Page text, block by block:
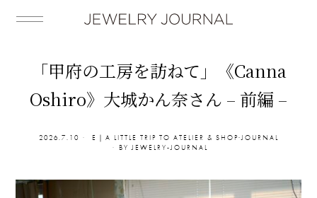
「甲府の工房を訪ねて」《Canna
Oshiro》大城かん奈さん – 前編 –
2026.7.10 E｜A LITTLE TRIP TO ATELIER & SHOP·JOURNAL
BY JEWELRY-JOURNAL